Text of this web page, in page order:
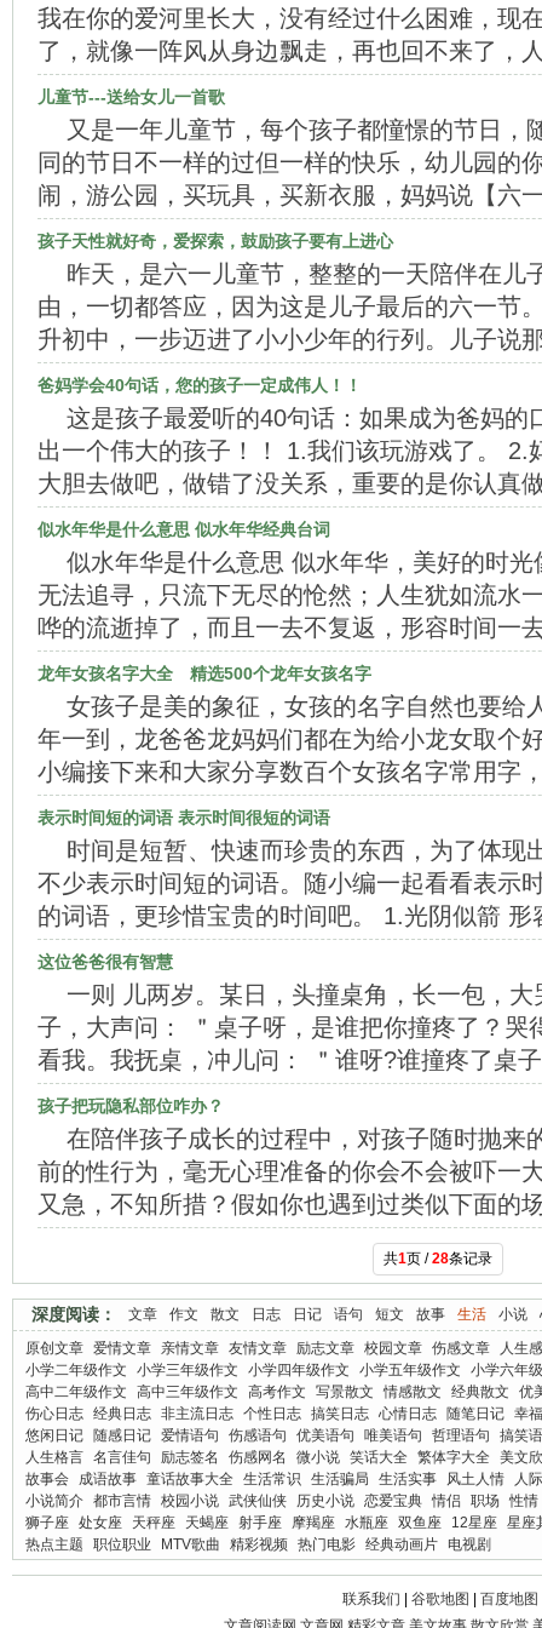
我在你的爱河里长大，没有经过什么困难，现
了，就像一阵风从身边飘走，再也回不来了，
儿童节---送给女儿一首歌
又是一年儿童节，每个孩子都憧憬的节日，
同的节日不一样的过但一样的快乐，幼儿园的
闹，游公园，买玩具，买新衣服，妈妈说【六
孩子天性就好奇，爱探索，鼓励孩子要有上进心
昨天，是六一儿童节，整整的一天陪伴在儿
由，一切都答应，因为这是儿子最后的六一节
升初中，一步迈进了小小少年的行列。儿子说
爸妈学会40句话，您的孩子一定成伟人！！
这是孩子最爱听的40句话：如果成为爸妈的
出一个伟大的孩子！！ 1.我们该玩游戏了。 2.
大胆去做吧，做错了没关系，重要的是你认真
似水年华是什么意思 似水年华经典台词
似水年华是什么意思 似水年华，美好的时
无法追寻，只流下无尽的怆然；人生犹如流水
哗的流逝掉了，而且一去不复返，形容时间一
龙年女孩名字大全 精选500个龙年女孩名字
女孩子是美的象征，女孩的名字自然也要给
年一到，龙爸爸龙妈妈们都在为给小龙女取个
小编接下来和大家分享数百个女孩名字常用字
表示时间短的词语 表示时间很短的词语
时间是短暂、快速而珍贵的东西，为了体现
不少表示时间短的词语。随小编一起看看表示
的词语，更珍惜宝贵的时间吧。 1.光阴似箭
这位爸爸很有智慧
一则 儿两岁。某日，头撞桌角，长一包，
子，大声问： ＂桌子呀，是谁把你撞疼了？哭
看我。我抚桌，冲儿问： ＂谁呀?谁撞疼了桌
孩子把玩隐私部位咋办？
在陪伴孩子成长的过程中，对孩子随时抛来
前的性行为，毫无心理准备的你会不会被吓一
又急，不知所措？假如你也遇到过类似下面的
共1页 /28条记录
深度阅读： 文章 作文 散文 日志 日记 语句 短文 故事 生活 小说
原创文章 爱情文章 亲情文章 友情文章 励志文章 校园文章 伤感文章
人生
小学二年级作文
小学三年级作文 小学四年级作文 小学五年级作文
小学六年
高中二年级作文
高中三年级作文 高考作文 写景散文 情感散文 经典散文
优
伤心日志 经典日志 非主流日志 个性日志 搞笑日志 心情日志 随笔日记 幸
悠闲日记
随感日记 爱情语句 伤感语句 优美语句 唯美语句 哲理语句
搞笑
人生格言 名言佳句 励志签名 伤感网名 微小说 笑话大全 繁体字大全 美文
故事会
成语故事 童话故事大全 生活常识 生活骗局 生活实事 风土人情
人
小说简介 都市言情 校园小说 武侠仙侠 历史小说 恋爱宝典 情侣 职场
性情
狮子座 处女座 天秤座 天蝎座 射手座 摩羯座 水瓶座 双鱼座 12星座 星座
热点主题
职位职业 MTV歌曲 精彩视频 热门电影 经典动画片 电视剧
联系我们 谷歌地图 百度地图